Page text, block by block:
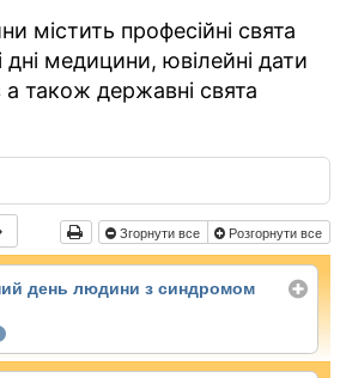
містить професійні свята
дні медицини, ювілейні дати
також державні свята
Згорнути все Розгорнути все
день людини з синдромом